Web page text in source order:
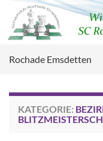
Rochade Emsdetten
KATEGORIE: